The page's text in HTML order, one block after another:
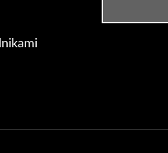
Czy muszę